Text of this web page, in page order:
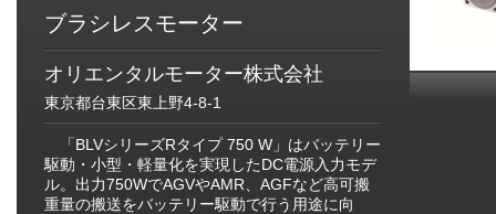
ブラシレスモーター
オリエンタルモーター株式会社
東京都台東区東上野4-8-1
「BLVシリーズRタイプ 750 W」はバッテリー
駆動・小型・軽量化を実現したDC電源入力モデ
ル。出力750WでAGVやAMR、AGFなど高可搬
重量の搬送をバッテリー駆動で行う用途に向